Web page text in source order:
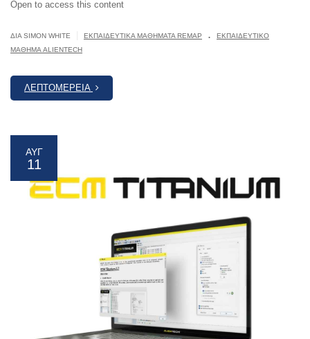
Open to access this content
ΔΙΆ SIMON WHITE ΕΚΠΑΙΔΕΥΤΙΚΆ ΜΑΘΉΜΑΤΑ REMAP .
ΕΚΠΑΙΔΕΥΤΙΚΌ
ΜΆΘΗΜΑ ALIENTECH
ΛΕΠΤΟΜΈΡΕΙΑ
ΑΥΓ
11